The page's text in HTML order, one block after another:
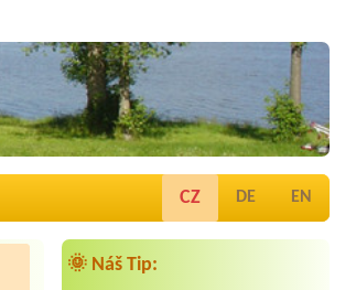
CZ DE EN
🌞 Náš Tip: